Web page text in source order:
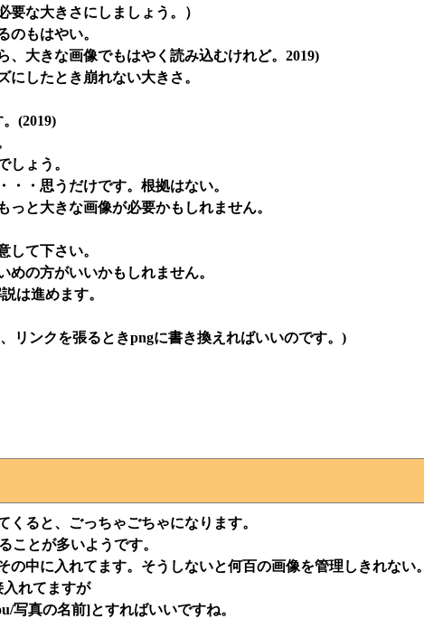
要な大きさにしましょう。）
のもはやい。
、大きな画像でもはやく読み込むけれど。2019)
したとき崩れない大きさ。
(2019)
しょう。
・・思うだけです。根拠はない。
と大きな画像が必要かもしれません。
して下さい。
の方がいいかもしれません。
は進めます。
リンクを張るときpngに書き換えればいいのです。)
ると、ごっちゃごちゃになります。
ことが多いようです。
中に入れてます。そうしないと何百の画像を管理しきれない。
れてますが
写真の名前]とすればいいですね。